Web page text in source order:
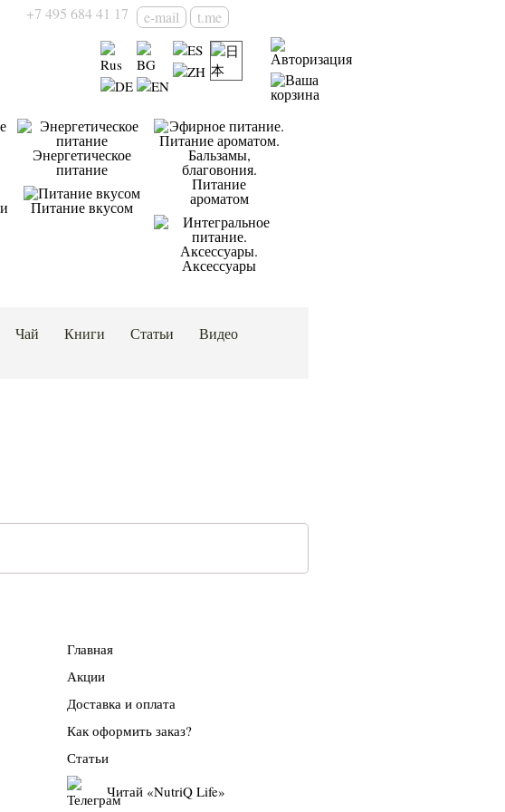
+7 495 684 41 17 e-mail t.me
Энергетическое
питание
Питание вкусом
Питание
ароматом
Аксессуары
Чай Книги Статьи
Видео
Главная
Акции
Доставка и оплата
Как оформить заказ?
Статьи
Читай «NutriQ Life»